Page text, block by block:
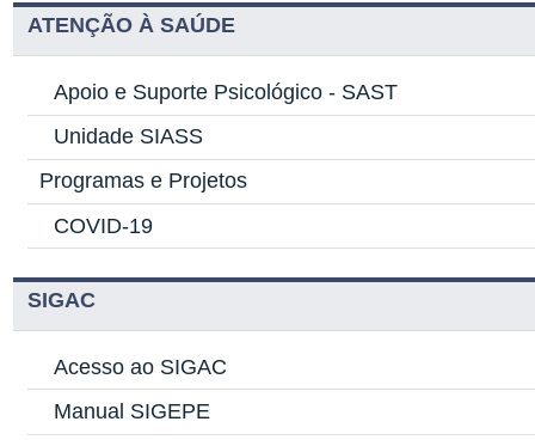
ATENÇÃO À SAÚDE
Apoio e Suporte Psicológico - SAST
Unidade SIASS
Programas e Projetos
COVID-19
SIGAC
Acesso ao SIGAC
Manual SIGEPE